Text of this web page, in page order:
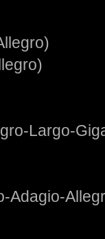
Largo-
Adagio-